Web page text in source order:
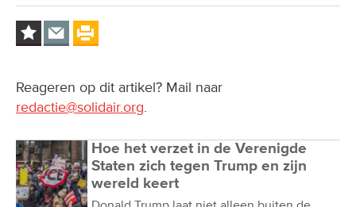
Reageren op dit artikel? Mail naar
redactie@solidair.org.
Hoe het verzet in de Verenigde
Staten zich tegen Trump en zijn
wereld keert